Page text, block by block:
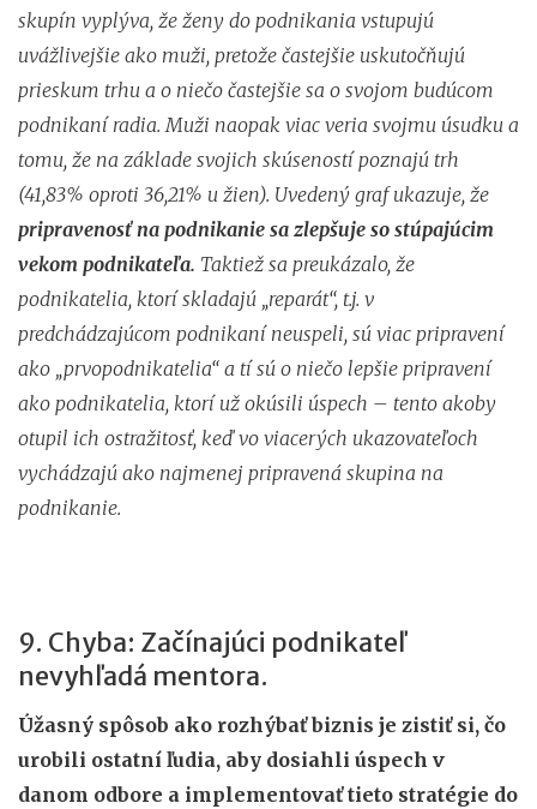
skupín vyplýva, že ženy do podnikania vstupujú
uvážlivejšie ako muži, pretože častejšie uskutočňujú
prieskum trhu a o niečo častejšie sa o svojom budúcom
podnikaní radia. Muži naopak viac veria svojmu úsudku a
tomu, že na základe svojich skúseností poznajú trh
(41,83% oproti 36,21% u žien). Uvedený graf ukazuje, že
pripravenosť na podnikanie sa zlepšuje so stúpajúcim
vekom podnikateľa. Taktiež sa preukázalo, že
podnikatelia, ktorí skladajú „reparát“, t.j. v
predchádzajúcom podnikaní neuspeli, sú viac pripravení
ako „prvopodnikatelia“ a tí sú o niečo lepšie pripravení
ako podnikatelia, ktorí už okúsili úspech – tento akoby
otupil ich ostražitosť, keď vo viacerých ukazovateľoch
vychádzajú ako najmenej pripravená skupina na
podnikanie.
9. Chyba: Začínajúci podnikateľ
nevyhľadá mentora.
Úžasný spôsob ako rozhýbať biznis je zistiť si, čo
urobili ostatní ľudia, aby dosiahli úspech v
danom odbore a implementovať tieto stratégie do